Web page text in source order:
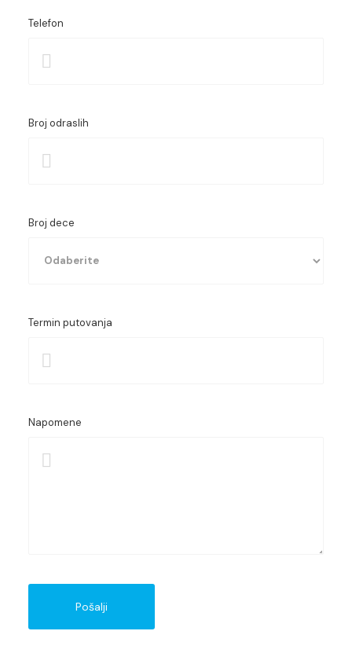
Telefon
Broj odraslih
Broj dece
Termin putovanja
Napomene
Pošalji